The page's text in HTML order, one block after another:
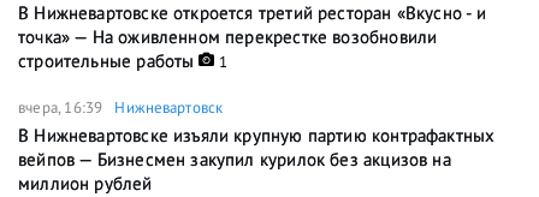
В Нижневартовске откроется третий ресторан «Вкусно - и
точка» — На оживленном перекрестке возобновили
строительные работы
1
вчера, 16:39 Нижневартовск
В Нижневартовске изъяли крупную партию контрафактных
вейпов — Бизнесмен закупил курилок без акцизов на
миллион рублей